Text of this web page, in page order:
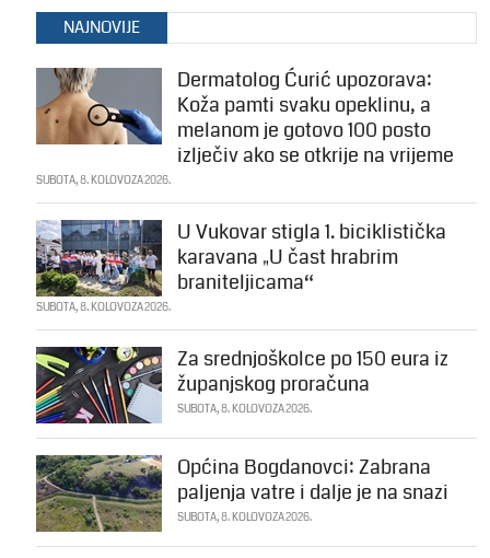
NAJNOVIJE
Dermatolog Ćurić upozorava:
Koža pamti svaku opeklinu, a
melanom je gotovo 100 posto
izlječiv ako se otkrije na vrijeme
SUBOTA, 8. KOLOVOZA 2026.
U Vukovar stigla 1. biciklistička
karavana „U čast hrabrim
braniteljicama“
SUBOTA, 8. KOLOVOZA 2026.
Za srednjoškolce po 150 eura iz
županjskog proračuna
SUBOTA, 8. KOLOVOZA 2026.
Općina Bogdanovci: Zabrana
paljenja vatre i dalje je na snazi
SUBOTA, 8. KOLOVOZA 2026.